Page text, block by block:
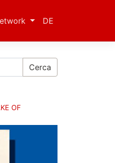
DE
Cerca
OF